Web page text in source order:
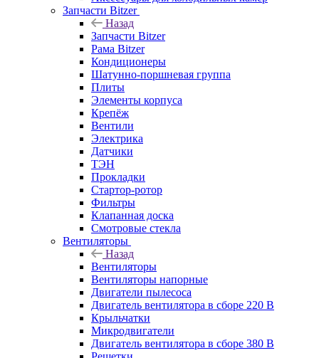
Запчасти Bitzer
Назад
Запчасти Bitzer
Рама Bitzer
Кондиционеры
Шатунно-поршневая группа
Плиты
Элементы корпуса
Крепёж
Вентили
Электрика
Датчики
ТЭН
Прокладки
Стартор-ротор
Фильтры
Клапанная доска
Смотровые стекла
Вентиляторы
Назад
Вентиляторы
Вентиляторы напорные
Двигатели пылесоса
Двигатель вентилятора в сборе 220 В
Крыльчатки
Микродвигатели
Двигатель вентилятора в сборе 380 В